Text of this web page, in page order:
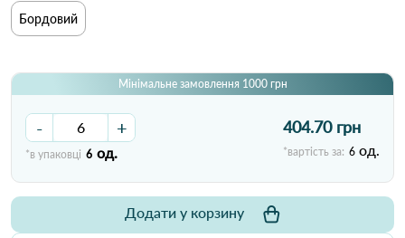
Бордовий
Мінімальне замовлення 1000 грн
- +
*в упаковці 6 од.
404.70 грн
*вартість за: 6 од.
Додати у корзину